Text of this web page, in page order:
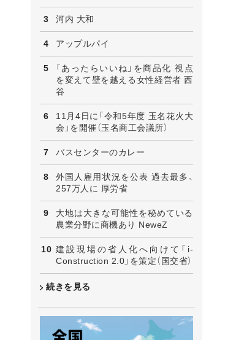
河内 大和
アップルパイ
「あったらいいね」を商品化 視点
を変えて壁を越える女性経営者 西
谷
11月4日に「令和5年度 玉名花火大
会」を開催（玉名商工会議所）
バスセンターのカレー
外国人雇用状況を公表 過去最多、
257万人に 厚労省
大地は大きな可能性を秘めている
農業分野に商機あり NeweZ
建設現場の省人化へ向けて「i-
Construction 2.0」を策定（国交省）
続きを見る